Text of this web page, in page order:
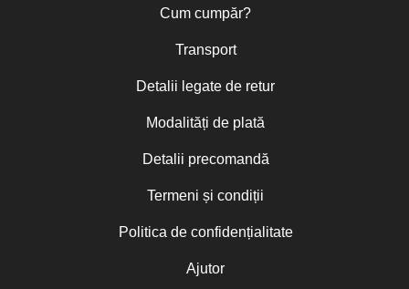
Cum cumpăr?
Transport
Detalii legate de retur
Modalități de plată
Detalii precomandă
Termeni și condiții
Politica de confidențialitate
Ajutor